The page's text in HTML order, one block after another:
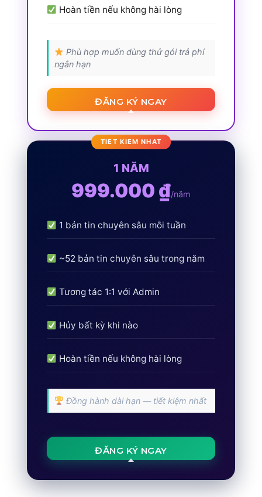
Hoàn tiền nếu không hài lòng
Phù hợp muốn dùng thử gói trả phí
ngắn hạn
ĐĂNG KÝ NGAY
1 NĂM
999.000 ₫/năm
1 bản tin chuyên sâu mỗi tuần
~52 bản tin chuyên sâu trong năm
Tương tác 1:1 với Admin
Hủy bất kỳ khi nào
Hoàn tiền nếu không hài lòng
Đồng hành dài hạn — tiết kiệm nhất
ĐĂNG KÝ NGAY